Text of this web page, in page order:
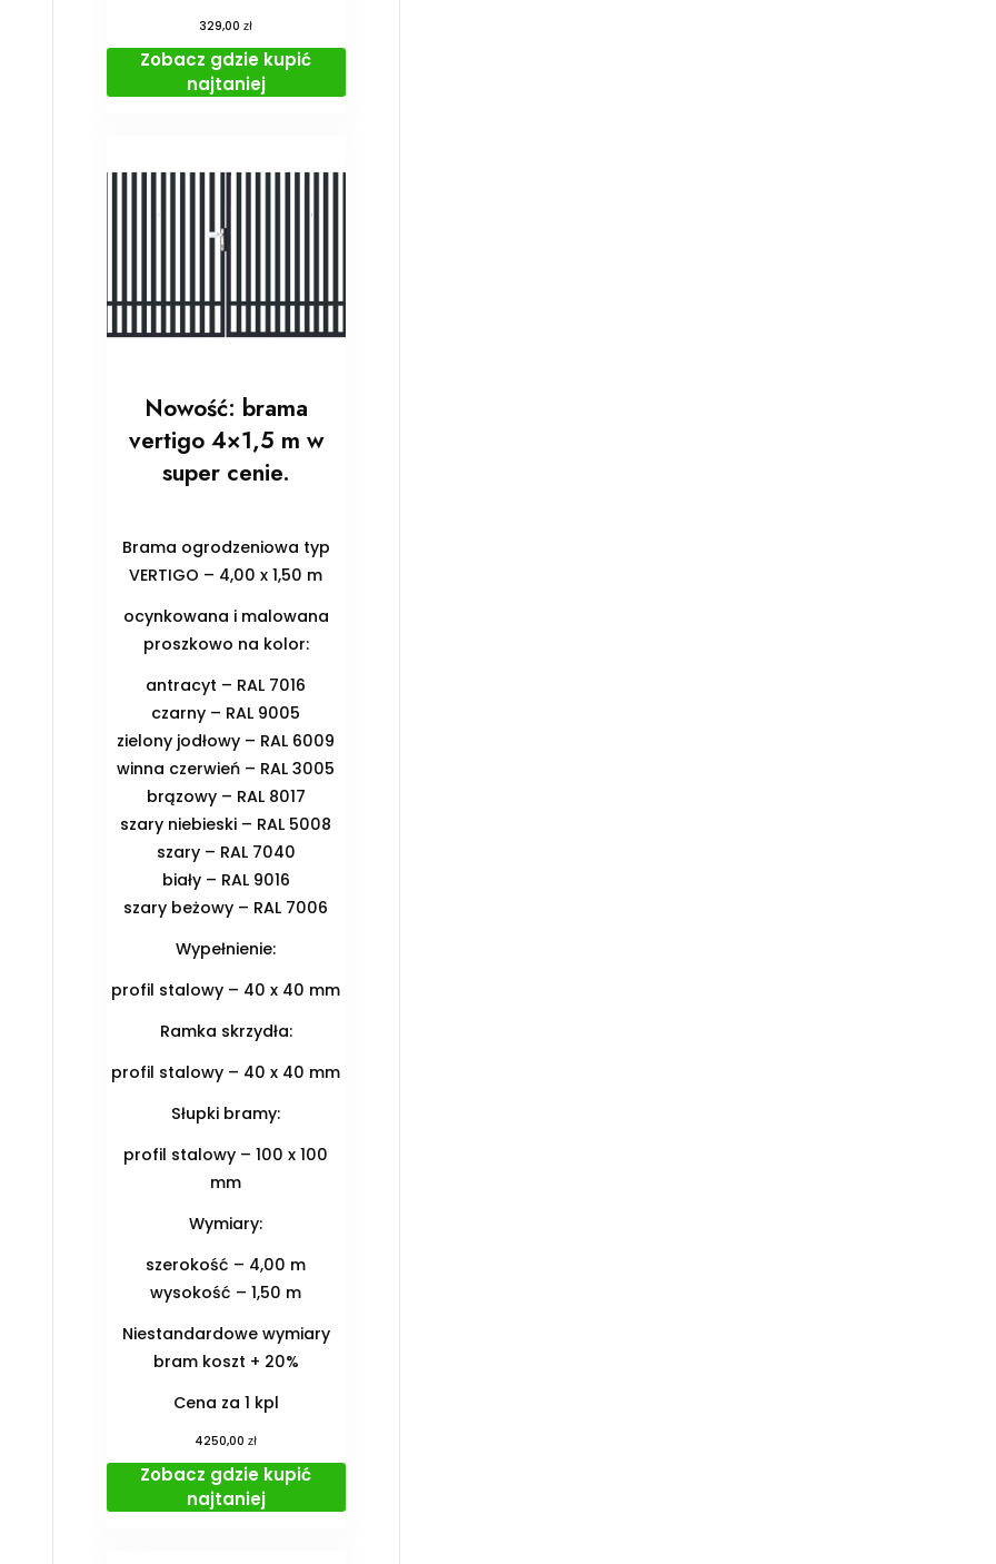
329,00zł
Zobacz gdzie kupić
najtaniej
Nowość: brama
vertigo 4×1,5 m w
super cenie.
Brama ogrodzeniowa typ
VERTIGO – 4,00 x 1,50 m
ocynkowana i malowana
proszkowo na kolor:
antracyt – RAL 7016
czarny – RAL 9005
zielony jodłowy – RAL 6009
winna czerwień – RAL 3005
brązowy – RAL 8017
szary niebieski – RAL 5008
szary – RAL 7040
biały – RAL 9016
szary beżowy – RAL 7006
Wypełnienie:
profil stalowy – 40 x 40 mm
Ramka skrzydła:
profil stalowy – 40 x 40 mm
Słupki bramy:
profil stalowy – 100 x 100
mm
Wymiary:
szerokość – 4,00 m
wysokość – 1,50 m
Niestandardowe wymiary
bram koszt + 20%
Cena za 1 kpl
4250,00zł
Zobacz gdzie kupić
najtaniej